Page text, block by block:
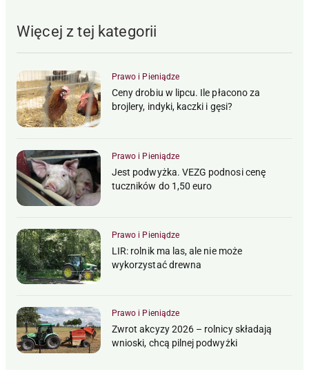
Więcej z tej kategorii
Prawo i Pieniądze
Ceny drobiu w lipcu. Ile płacono za
brojlery, indyki, kaczki i gęsi?
Prawo i Pieniądze
Jest podwyżka. VEZG podnosi cenę
tuczników do 1,50 euro
Prawo i Pieniądze
LIR: rolnik ma las, ale nie może
wykorzystać drewna
Prawo i Pieniądze
Zwrot akcyzy 2026 – rolnicy składają
wnioski, chcą pilnej podwyżki